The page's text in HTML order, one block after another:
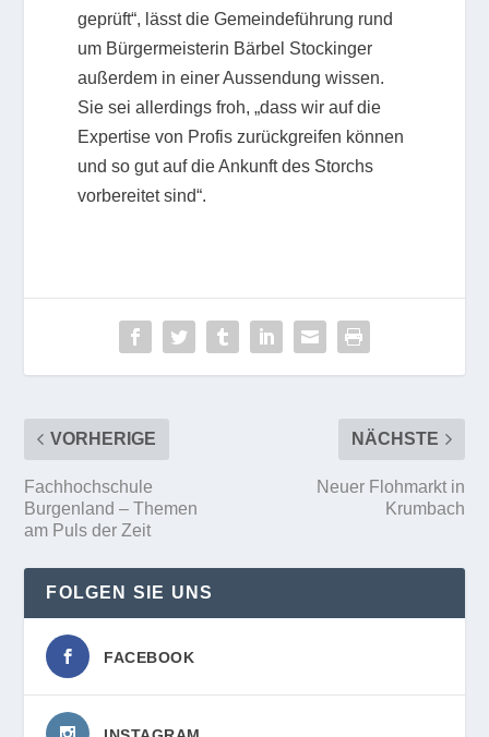
geprüft“, lässt die Gemeindeführung rund
um Bürgermeisterin Bärbel Stockinger
außerdem in einer Aussendung wissen.
Sie sei allerdings froh, „dass wir auf die
Expertise von Profis zurückgreifen können
und so gut auf die Ankunft des Storchs
vorbereitet sind“.
VORHERIGE
Fachhochschule
Burgenland – Themen
am Puls der Zeit
NÄCHSTE
Neuer Flohmarkt in
Krumbach
FOLGEN SIE UNS
FACEBOOK